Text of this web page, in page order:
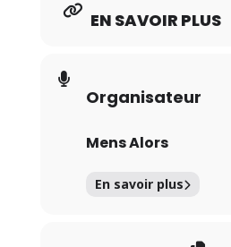
EN SAVOIR PLUS
Organisateur
Mens Alors
En savoir plus